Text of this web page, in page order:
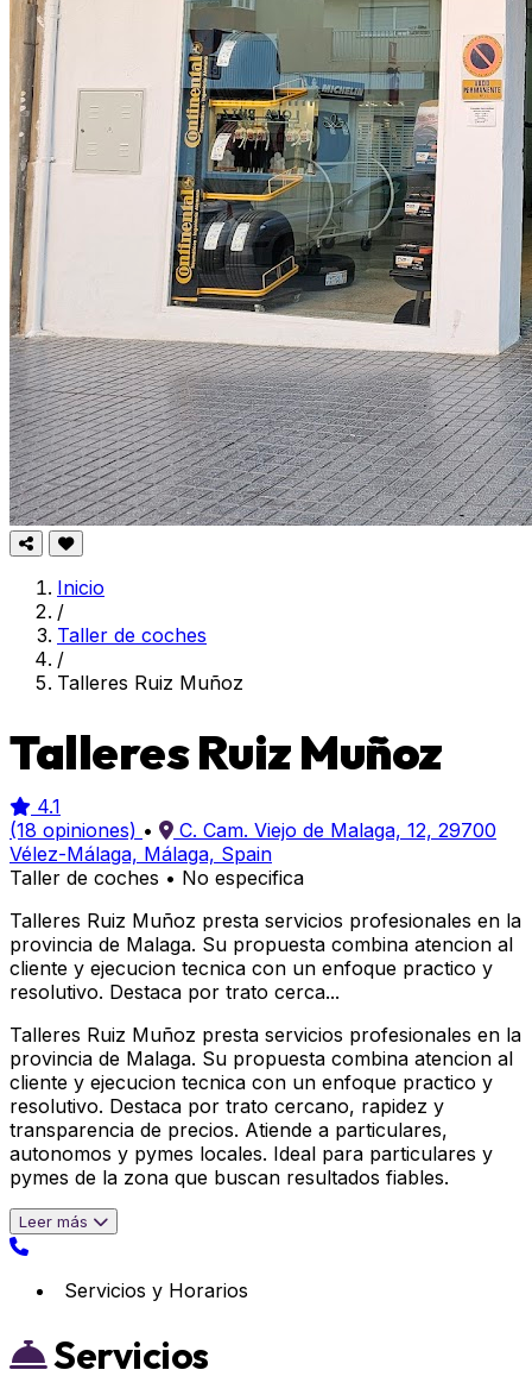
Inicio
/
Taller de coches
/
Talleres Ruiz Muñoz
Talleres Ruiz Muñoz
4.1
(18 opiniones) •
C. Cam. Viejo de Malaga, 12, 29700
Vélez-Málaga, Málaga, Spain
Taller de coches • No especifica
Talleres Ruiz Muñoz presta servicios profesionales en la
provincia de Malaga. Su propuesta combina atencion al
cliente y ejecucion tecnica con un enfoque practico y
resolutivo. Destaca por trato cerca...
Talleres Ruiz Muñoz presta servicios profesionales en la
provincia de Malaga. Su propuesta combina atencion al
cliente y ejecucion tecnica con un enfoque practico y
resolutivo. Destaca por trato cercano, rapidez y
transparencia de precios. Atiende a particulares,
autonomos y pymes locales. Ideal para particulares y
pymes de la zona que buscan resultados fiables.
Leer más
Servicios y Horarios
Servicios